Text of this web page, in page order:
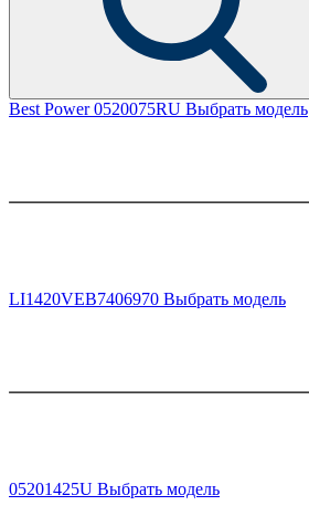
Best Power 0520075RU Выбрать модель
LI1420VEB7406970 Выбрать модель
05201425U Выбрать модель